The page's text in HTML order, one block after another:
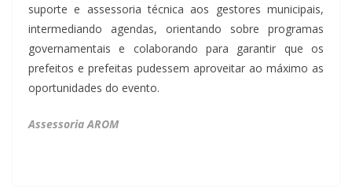
suporte e assessoria técnica aos gestores municipais,
intermediando agendas, orientando sobre programas
governamentais e colaborando para garantir que os
prefeitos e prefeitas pudessem aproveitar ao máximo as
oportunidades do evento.
Assessoria AROM